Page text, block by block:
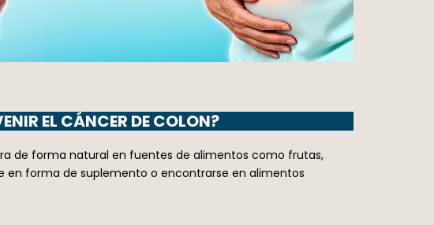
EL CÁNCER DE COLON?
de forma natural en fuentes de alimentos como frutas,
en forma de suplemento o encontrarse en alimentos